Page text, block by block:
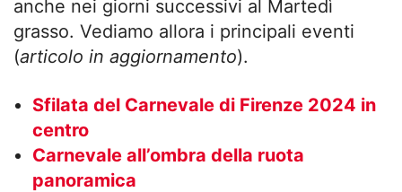
anche nei giorni successivi al Martedì
grasso. Vediamo allora i principali eventi
(articolo in aggiornamento).
Sfilata del Carnevale di Firenze 2024 in
centro
Carnevale all’ombra della ruota
panoramica